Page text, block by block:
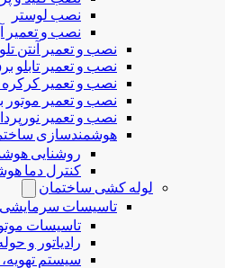
نصب لوستر
نصب و تعمیر
نصب و تعمیر آنتن
نصب و تعمیر تابلو
نصب و تعمیر
نصب و تعمیر موتور
نصب و تعمیر
هوشمندسازی
روشنایی
کنترل دما
لوله کشی ساختمان
تاسیسات
تاسیسات
رادیاتور و
سیستم